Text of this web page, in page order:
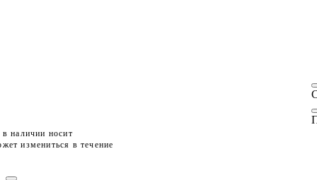
наличии носит
измениться в течение